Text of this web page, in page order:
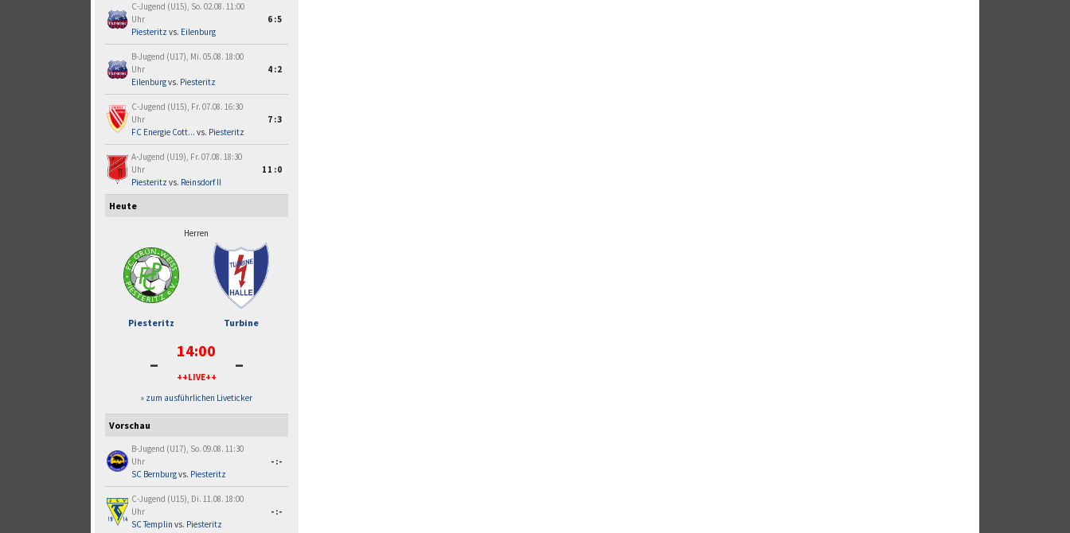
C-Jugend (U15), So. 02.08. 11:00
Uhr
Piesteritz vs. Eilenburg
6:5
B-Jugend (U17), Mi. 05.08. 18:00
Uhr
Eilenburgvs. Piesteritz
4:2
C-Jugend (U15), Fr. 07.08. 16:30
Uhr
FC Energie Cott... vs. Piesteritz
7:3
A-Jugend (U19), Fr. 07.08. 18:30
Uhr
Piesteritz vs. Reinsdorf II
11:0
Heute
Herren
Piesteritz Turbine
- 14:00
++LIVE++ -
» zum ausführlichen Liveticker
Vorschau
B-Jugend (U17), So. 09.08. 11:30
Uhr
SC Bernburgvs. Piesteritz
-:-
C-Jugend (U15), Di. 11.08. 18:00
Uhr
SC Templin vs. Piesteritz
-:-